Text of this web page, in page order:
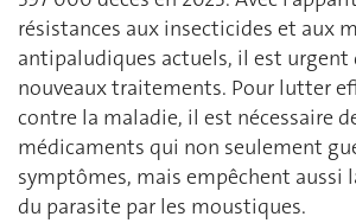
résistances aux insecticides et aux
antipaludiques actuels, il est urgent
nouveaux traitements. Pour lutter
contre la maladie, il est nécessaire
médicaments qui non seulement
symptômes, mais empêchent aussi
du parasite par les moustiques.